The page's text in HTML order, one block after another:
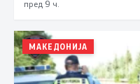
пред 9 ч.
МАКЕДОНИЈА